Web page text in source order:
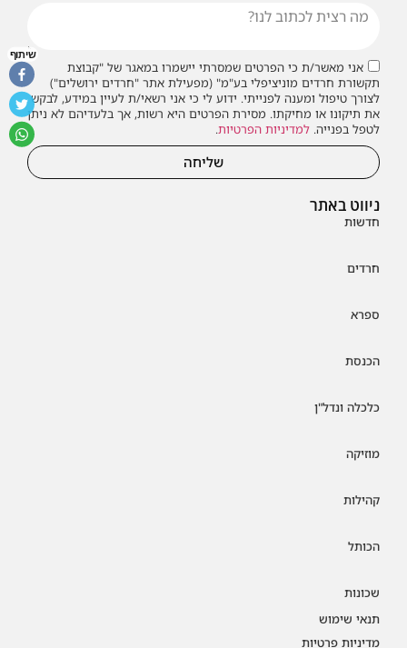
ניווט באתר
חדשות
חרדים
ספרא
הכנסת
כלכלה ונדל"ן
מוזיקה
קהילות
הכותל
שכונות
תנאי שימוש
מדיניות פרטיות
אני מאשר/ת כי הפרטים שמסרתי יישמרו במאגר של "קבוצת
תקשורת חרדים מוניציפלי בע"מ" (מפעילת אתר "חרדים ירושלים")
לצורך טיפול ומענה לפנייתי. ידוע לי כי אני רשאי/ת לעיין במידע, לבקש
את תיקונו או מחיקתו. מסירת הפרטים היא רשות, אך בלעדיהם לא ניתן
לטפל בפנייה. למדיניות הפרטיות.
שליחה
שיתוף